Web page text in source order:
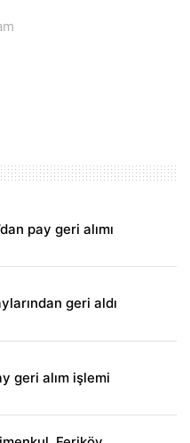
pay geri alımı
geri aldı
geri alım işlemi